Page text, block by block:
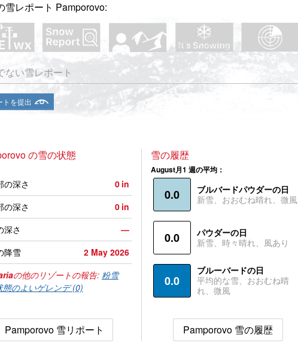
雪レポート Pamporovo:
ない雪レポート
トを提出
の雪の状態
の深さ 0 in
の深さ
0 in
深さ
—
降雪
2 May 2026
の他のリゾートの報告: 粉雪
態のよいゲレンデ (0)
Pamporovo 雪リポート
雪の履歴
August月1 週の平均：
0.0
ブルバードパウダーの日
新雪、おおむね晴れ、微風
0.0
パウダーの日
新雪、時々晴れ、風あり
0.0
ブルーバードの日
平均的な雪、おおむね晴
れ、微風
Pamporovo 雪の履歴